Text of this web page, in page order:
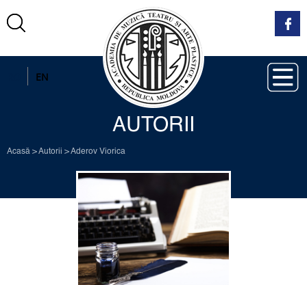
EN
AUTORII
Acasă >Autorii >Aderov Viorica